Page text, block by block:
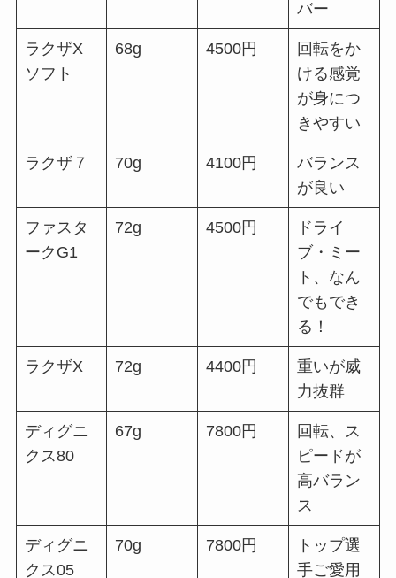
バー
ラクザX
ソフト
68g 4500円
回転をか
ける感覚
が身につ
きやすい
ラクザ７ 70g 4100円
バランス
が良い
ファスタ
ークG1
72g 4500円
ドライ
ブ・ミー
ト、なん
でもでき
る！
ラクザX 72g 4400円
重いが威
力抜群
ディグニ
クス80
67g 7800円
回転、ス
ピードが
高バラン
ス
ディグニ
クス05
70g 7800円
トップ選
手ご愛用